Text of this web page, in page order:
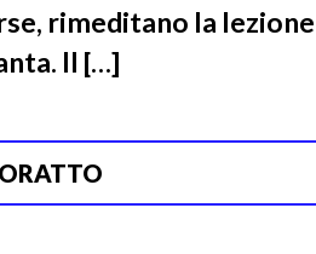
rimeditano la
Il […]